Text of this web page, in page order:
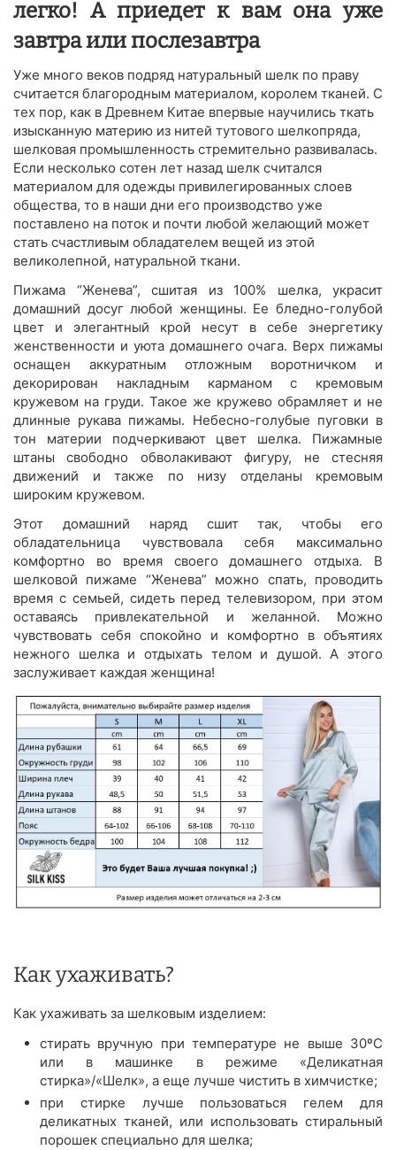
легко! А приедет к вам она уже
завтра или послезавтра
Уже много веков подряд натуральный шелк по праву
считается благородным материалом, королем тканей. С
тех пор, как в Древнем Китае впервые научились ткать
изысканную материю из нитей тутового шелкопряда,
шелковая промышленность стремительно развивалась.
Если несколько сотен лет назад шелк считался
материалом для одежды привилегированных слоев
общества, то в наши дни его производство уже
поставлено на поток и почти любой желающий может
стать счастливым обладателем вещей из этой
великолепной, натуральной ткани.
Пижама “Женева”, сшитая из 100% шелка, украсит
домашний досуг любой женщины. Ее бледно-голубой
цвет и элегантный крой несут в себе энергетику
женственности и уюта домашнего очага. Верх пижамы
оснащен аккуратным отложным воротничком и
декорирован накладным карманом с кремовым
кружевом на груди. Такое же кружево обрамляет и не
длинные рукава пижамы. Небесно-голубые пуговки в
тон материи подчеркивают цвет шелка. Пижамные
штаны свободно обволакивают фигуру, не стесняя
движений и также по низу отделаны кремовым
широким кружевом.
Этот домашний наряд сшит так, чтобы его
обладательница чувствовала себя максимально
комфортно во время своего домашнего отдыха. В
шелковой пижаме “Женева” можно спать, проводить
время с семьей, сидеть перед телевизором, при этом
оставаясь привлекательной и желанной. Можно
чувствовать себя спокойно и комфортно в объятиях
нежного шелка и отдыхать телом и душой. А этого
заслуживает каждая женщина!
Как ухаживать?
Как ухаживать за шелковым изделием:
стирать вручную при температуре не выше 30ºС
или в машинке в режиме «Деликатная
стирка»/«Шелк», а еще лучше чистить в химчистке;
при стирке лучше пользоваться гелем для
деликатных тканей, или использовать стиральный
порошек специально для шелка;